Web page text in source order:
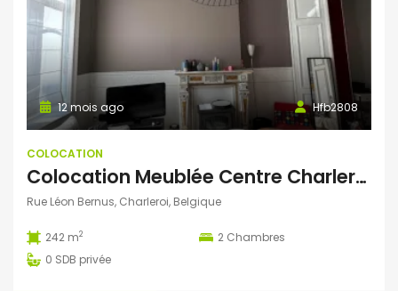
Hfb2808
12 mois ago
COLOCATION
Colocation Meublée Centre Charleroi
Rue Léon Bernus, Charleroi, Belgique
242 m2 2 Chambres
0 SDB privée